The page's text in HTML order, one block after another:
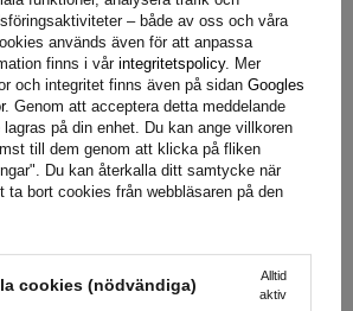
– både av oss och våra
används även för att anpassa
finns i vår integritetspolicy. Mer
och integritet finns även på sidan Googles
. Genom att acceptera detta meddelande
på din enhet. Du kan ange villkoren
till dem genom att klicka på fliken
Du kan återkalla ditt samtycke när
ta bort cookies från webbläsaren på den
cookies (nödvändiga)
Alltid
aktiv